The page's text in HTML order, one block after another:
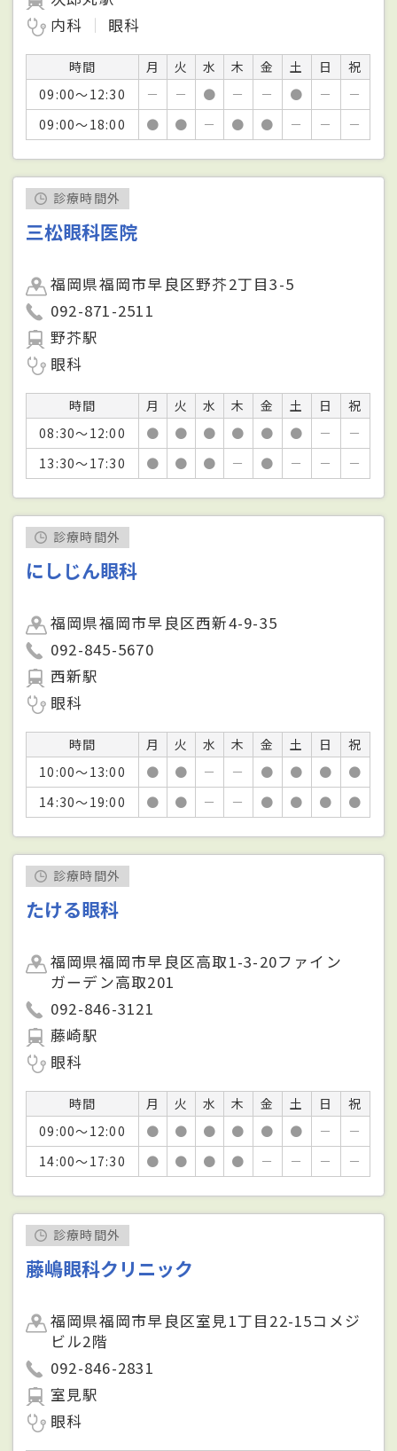
内科
眼科
時間 月 火 水 木 金 土 日
祝
09:00～12:30
－ － ● － － ● －
－
09:00～18:00
● ● － ● ● － － －
診療時間外
三松眼科医院
福岡県福岡市早良区野芥2丁目3-5
092-871-2511
野芥駅
眼科
時間 月 火 水 木 金 土 日
祝
08:30～12:00
● ● ● ● ● ● －
－
13:30～17:30
● ● ● － ● － － －
診療時間外
にしじん眼科
福岡県福岡市早良区西新4-9-35
092-845-5670
西新駅
眼科
時間 月 火 水 木 金 土 日
祝
10:00～13:00
● ● － － ● ● ●
●
14:30～19:00
● ● － － ● ● ● ●
診療時間外
たける眼科
福岡県福岡市早良区高取1-3-20ファイン
ガーデン高取201
092-846-3121
藤崎駅
眼科
時間 月 火 水 木 金 土 日
祝
09:00～12:00
● ● ● ● ● ● －
－
14:00～17:30
● ● ● ● － － － －
診療時間外
藤嶋眼科クリニック
福岡県福岡市早良区室見1丁目22-15コメジ
ビル2階
092-846-2831
室見駅
眼科